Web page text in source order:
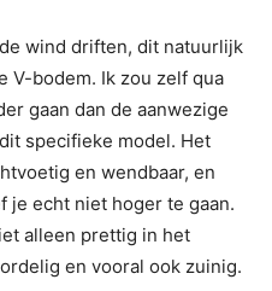
wind driften, dit natuurlijk
V-bodem. Ik zou zelf qua
gaan dan de aanwezige
specifieke model. Het
en wendbaar, en
je echt niet hoger te gaan.
alleen prettig in het
en vooral ook zuinig.